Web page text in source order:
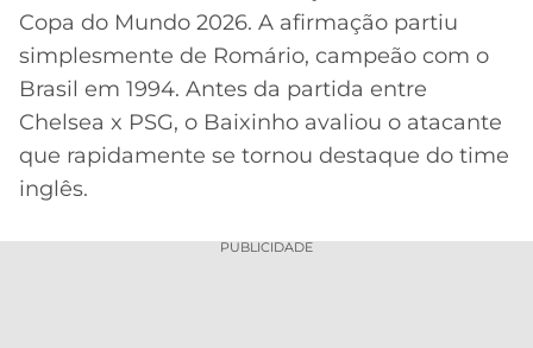
ONLINE
2026
GRÊMIO
ATLÉTICO
MG
Copa do Mundo 2026. A afirmação partiu
simplesmente de Romário, campeão com o
Brasil em 1994. Antes da partida entre
Chelsea x PSG, o Baixinho avaliou o atacante
que rapidamente se tornou destaque do time
inglês.
PUBLICIDADE